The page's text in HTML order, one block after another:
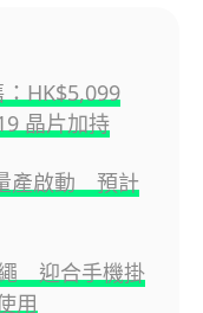
HK$5,099
晶片加持
產啟動 預計
迎合手機掛
用